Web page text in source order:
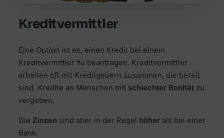
Kreditvermittler
Eine Option ist es, einen Kredit bei einem
Kreditvermittler zu beantragen. Kreditvermittler
arbeiten oft mit Kreditgebern zusammen, die bereit
sind, Kredite an Menschen mit schlechter Bonitätzu
vergeben.
Die Zinsen sind aber in der Regel höherals bei einer
Bank.